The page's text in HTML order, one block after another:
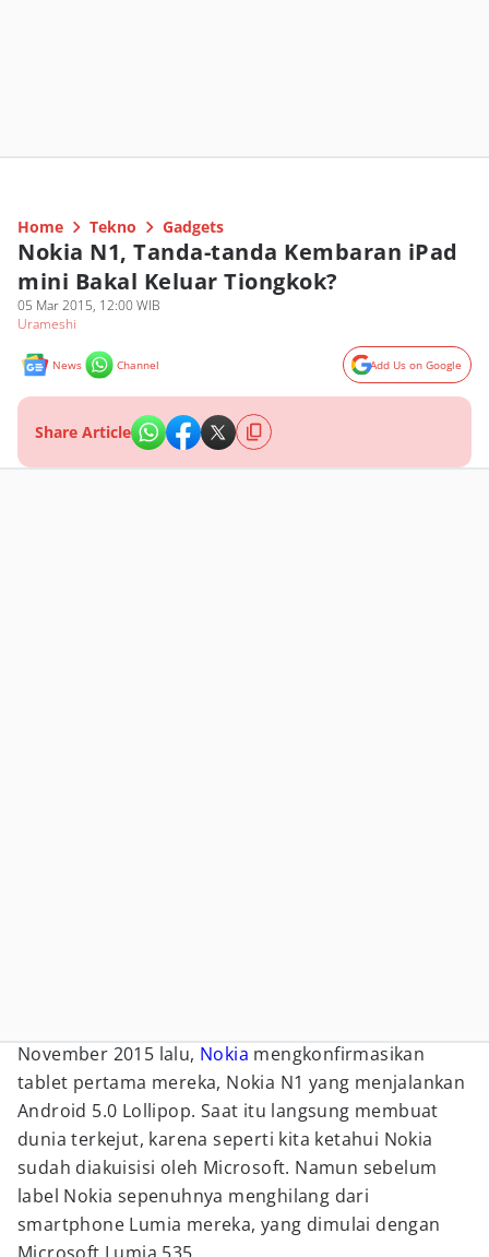
Home Tekno Gadgets
Nokia N1, Tanda-tanda Kembaran iPad
mini Bakal Keluar Tiongkok?
05 Mar 2015, 12:00 WIB
Urameshi
News Channel Add Us on Google
Share Article
November 2015 lalu, Nokia mengkonfirmasikan
tablet pertama mereka, Nokia N1 yang menjalankan
Android 5.0 Lollipop. Saat itu langsung membuat
dunia terkejut, karena seperti kita ketahui Nokia
sudah diakuisisi oleh Microsoft. Namun sebelum
label Nokia sepenuhnya menghilang dari
smartphone Lumia mereka, yang dimulai dengan